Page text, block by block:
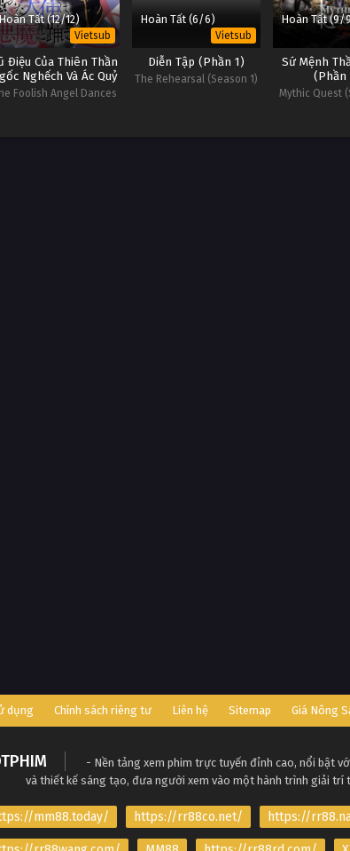
Hoàn Tất (12/12)
Vietsub
Điệu Của Thiên Thần
Nghếch Và Ác Quỷ
Foolish Angel Dances
Hoàn Tất (6/6)
Vietsub
Diễn Tập (Phần 1)
The Rehearsal (Season 1)
Hoàn Tất (9/
Sứ Mệnh
(Phần
Mythic Quest
dụng Chính sách riêng tư Liên hệ Sitemap Giá Nông
- Nền tảng xem phim trực tuyến đỉnh cao, nổi bật
và thiết kế sáng tạo, đưa người xem vào một hành trình giải trí
mm88.today/ https://rr88co.net/ https://